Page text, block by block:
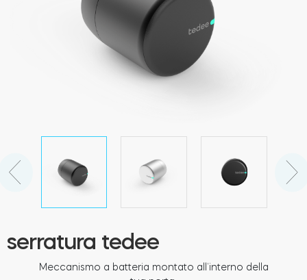
Casa acces
serratura tedee
Meccanismo a batteria montato all’interno della